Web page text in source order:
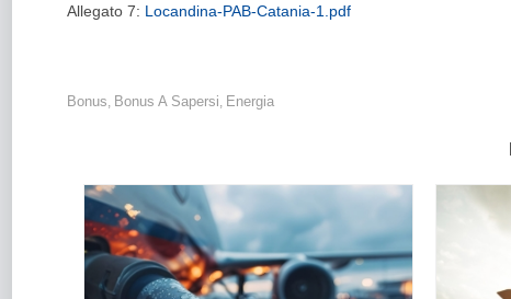
Allegato 7: Locandina-PAB-Catania-1.pdf
Bonus Bonus A Sapersi Energia